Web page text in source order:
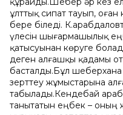
ұлттық сипат тауып, оған
бере біледі.
үлесін шығармашылық
қатысуынан көруге
деген алғашқы қадамы
басталды.Бұл
зерттеу жұмыстарына
табылады.Кендебай
танытатын еңбек – оның